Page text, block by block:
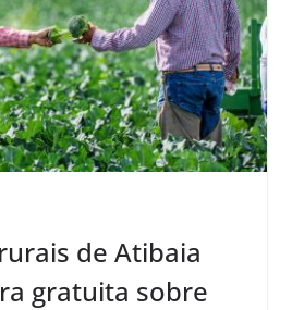
de Atibaia
gratuita sobre